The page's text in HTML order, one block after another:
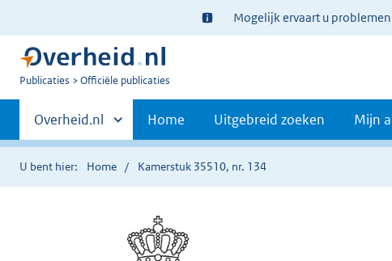
Ter
informatie:
Mogelijk ervaart u
U
Publicaties Officiële publicaties
Primaire
navigatie
Andere
sites
binnen
Overheid.nl Home Uitgebreid zoeken Mijn
U bent hier: Home Kamerstuk 35510, nr. 134